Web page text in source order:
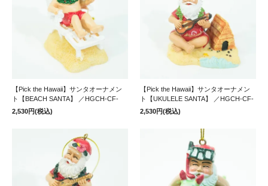
【Pick the Hawaii】サンタオーナメン
ト【BEACH SANTA】 ／HGCH-CF-
2,530円(税込)
【Pick the Hawaii】サンタオーナメン
ト【UKULELE SANTA】 ／HGCH-CF-
2,530円(税込)